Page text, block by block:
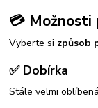
💳 Možnosti
Vyberte si způsob
✅ Dobírka
Stále velmi